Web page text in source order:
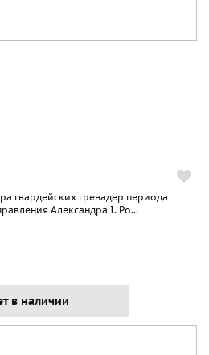
гвардейских гренадер периода
Александра I. Ро...
в наличии